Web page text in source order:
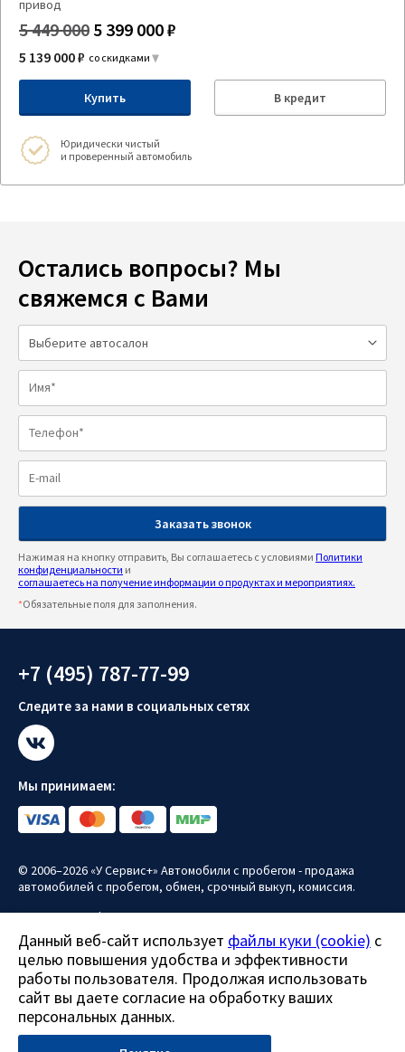
привод
5 449 000 5 399 000 ₽
5 139 000 ₽ со скидками
Купить В кредит
Юридически чистый
и проверенный автомобиль
Остались вопросы? Мы
свяжемся с Вами
Нажимая на кнопку отправить, Вы соглашаетесь с условиями Политики
конфиденциальности и
соглашаетесь на получение информации о продуктах и мероприятиях.
*Обязательные поля для заполнения.
+7 (495) 787-77-99
Следите за нами в социальных сетях
Мы принимаем:
© 2006–2026 «У Сервис+» Автомобили с пробегом - продажа
автомобилей с пробегом, обмен, срочный выкуп, комиссия.
Политика конфиденциальности
Политика использования файлов куки (cookie)
Согласие на обработку персональных данных
Все права защищены.
Данный сайт носит информационно-справочный характер и ни
при каких условиях не является публичной офертой.
Данный веб-сайт использует файлы куки (cookie) с
целью повышения удобства и эффективности
работы пользователя. Продолжая использовать
сайт вы даете согласие на обработку ваших
персональных данных.